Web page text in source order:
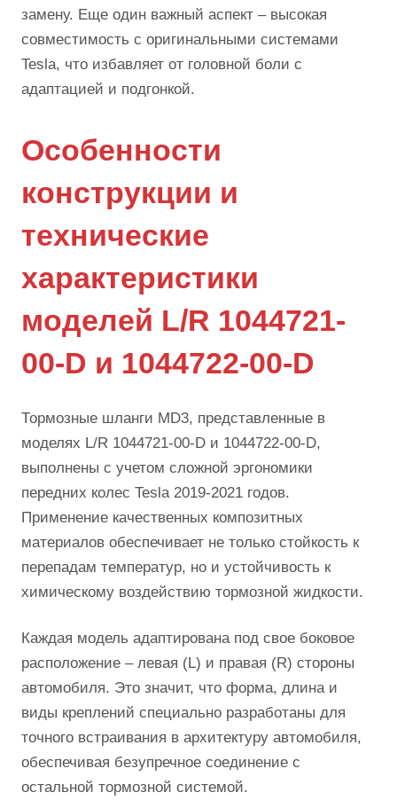
замену. Еще один важный аспект – высокая
совместимость с оригинальными системами
Tesla, что избавляет от головной боли с
адаптацией и подгонкой.
Особенности
конструкции и
технические
характеристики
моделей L/R 1044721-
00-D и 1044722-00-D
Тормозные шланги MD3, представленные в
моделях L/R 1044721-00-D и 1044722-00-D,
выполнены с учетом сложной эргономики
передних колес Tesla 2019-2021 годов.
Применение качественных композитных
материалов обеспечивает не только стойкость к
перепадам температур, но и устойчивость к
химическому воздействию тормозной жидкости.
Каждая модель адаптирована под свое боковое
расположение – левая (L) и правая (R) стороны
автомобиля. Это значит, что форма, длина и
виды креплений специально разработаны для
точного встраивания в архитектуру автомобиля,
обеспечивая безупречное соединение с
остальной тормозной системой.